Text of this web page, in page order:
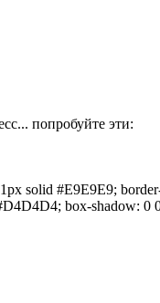
попробуйте эти:
solid #E9E9E9;
box-shadow: